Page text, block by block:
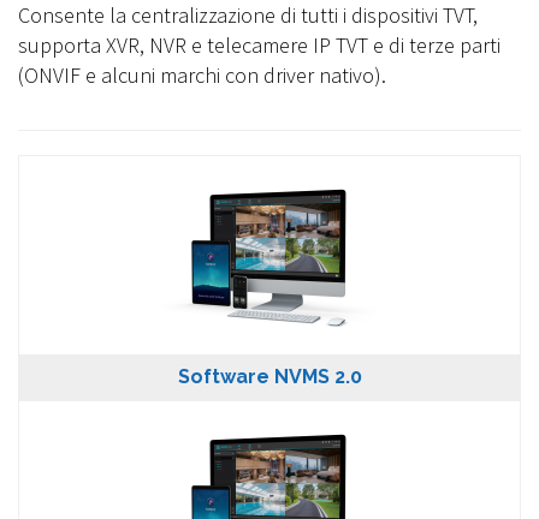
Consente la centralizzazione di tutti i dispositivi TVT,
supporta XVR, NVR e telecamere IP TVT e di terze parti
(ONVIF e alcuni marchi con driver nativo).
Software NVMS 2.0